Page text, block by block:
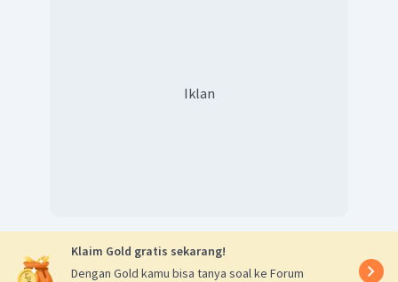
Iklan
Klaim Gold gratis sekarang!
Dengan Gold kamu bisa tanya soal ke Forum